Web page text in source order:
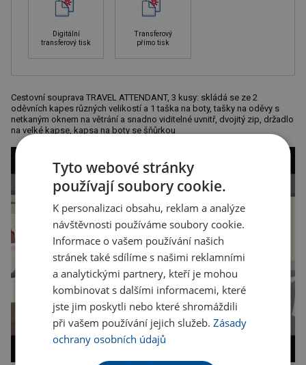
Digitální
transferový tisk
Transferový
přímo tisk
Cestovní souprava TRAVEL ATTENDANT, 3 kusy: skládá se ze 2
oděvních kapes různých velikostí a 1 taška na boty, tašky na oděvy s
netkaným oknem na větrání a snadno viditelné uvnitř, dvojitý zip, držadlo
na velké kapse, kapsa na boty se šňůrkou
Tyto webové stránky
používají soubory cookie.
K personalizaci obsahu, reklam a analýze
návštěvnosti používáme soubory cookie.
Informace o vašem používání našich
stránek také sdílíme s našimi reklamními
a analytickými partnery, kteří je mohou
kombinovat s dalšími informacemi, které
jste jim poskytli nebo které shromáždili
při vašem používání jejich služeb.Zásady
ochrany osobních údajů